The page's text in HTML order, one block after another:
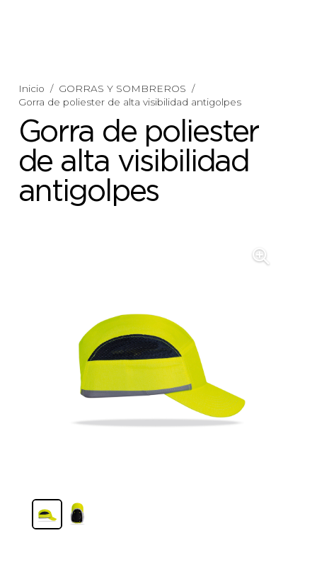
Inicio / GORRAS Y SOMBREROS /
Gorra de poliester de alta visibilidad antigolpes
Gorra de poliester
de alta visibilidad
antigolpes